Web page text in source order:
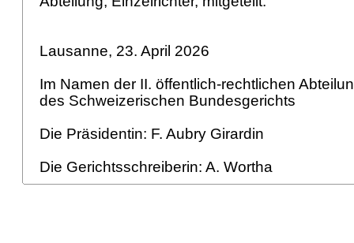
Lausanne, 23. April 2026
Im Namen der II. öffentlich-rechtlichen
des Schweizerischen Bundesgerichts
Die Präsidentin: F. Aubry Girardin
Die Gerichtsschreiberin: A. Wortha